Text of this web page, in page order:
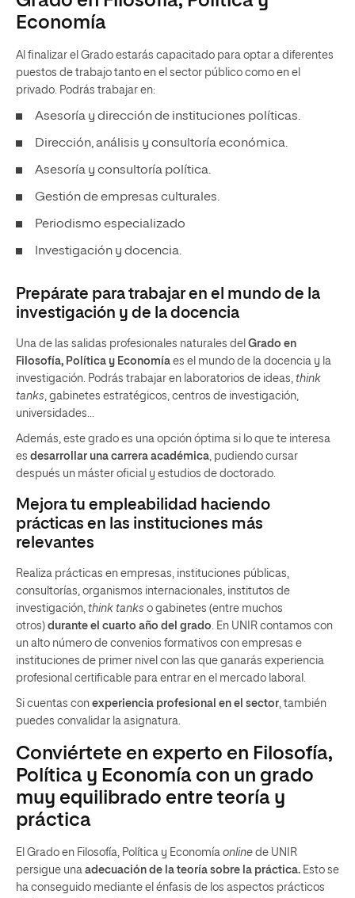
Economía
Al finalizar el Grado estarás capacitado para optar a diferentes
puestos de trabajo tanto en el sector público como en el
privado. Podrás trabajar en:
Asesoría y dirección de instituciones políticas.
Dirección, análisis y consultoría económica.
Asesoría y consultoría política.
Gestión de empresas culturales.
Periodismo especializado
Investigación y docencia.
Prepárate para trabajar en el mundo de la
investigación y de la docencia
Una de las salidas profesionales naturales del Grado en
Filosofía, Política y Economía es el mundo de la docencia y la
investigación. Podrás trabajar en laboratorios de ideas, think
tanks, gabinetes estratégicos, centros de investigación,
universidades…
Además, este grado es una opción óptima si lo que te interesa
es desarrollar una carrera académica, pudiendo cursar
después un máster oficial y estudios de doctorado.
Mejora tu empleabilidad haciendo
prácticas en las instituciones más
relevantes
Realiza prácticas en empresas, instituciones públicas,
consultorías, organismos internacionales, institutos de
investigación, think tanks o gabinetes (entre muchos
otros) durante el cuarto año del grado. En UNIR contamos con
un alto número de convenios formativos con empresas e
instituciones de primer nivel con las que ganarás experiencia
profesional certificable para entrar en el mercado laboral.
Si cuentas con experiencia profesional en el sector, también
puedes convalidar la asignatura.
Conviértete en experto en Filosofía,
Política y Economía con un grado
muy equilibrado entre teoría y
práctica
El Grado en Filosofía, Política y Economía online de UNIR
persigue una adecuación de la teoría sobre la práctica. Esto se
ha conseguido mediante el énfasis de los aspectos prácticos